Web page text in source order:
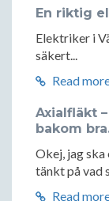
En riktig
Elektriker i
säkert...
Read
Axialfläkt
bakom
Okej, jag
tänkt på vad
Read